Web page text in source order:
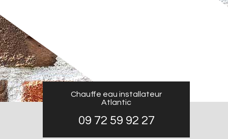
Chauffe eau installateur
Atlantic
09 72 59 92 27